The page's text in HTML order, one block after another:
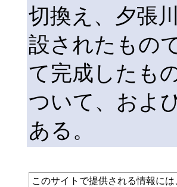
切換え、夕張
設されたもの
て完成したも
ついて、およ
ある。
このサイトで提供される情報に